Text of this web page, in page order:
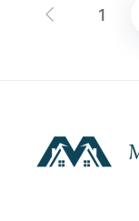
1